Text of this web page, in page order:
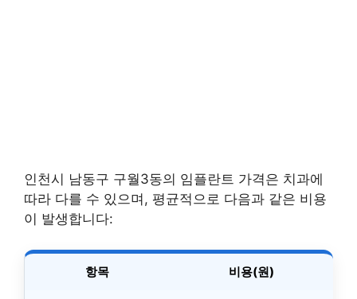
인천시 남동구 구월3동의 임플란트 가격은 치과에
따라 다를 수 있으며, 평균적으로 다음과 같은 비용
이 발생합니다:
항목 비용(원)